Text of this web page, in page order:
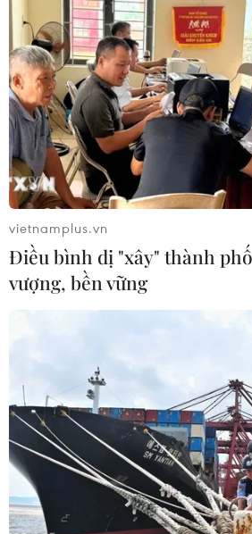
vietnamplus.vn
Điều bình dị "xây" thành
vượng, bền vững